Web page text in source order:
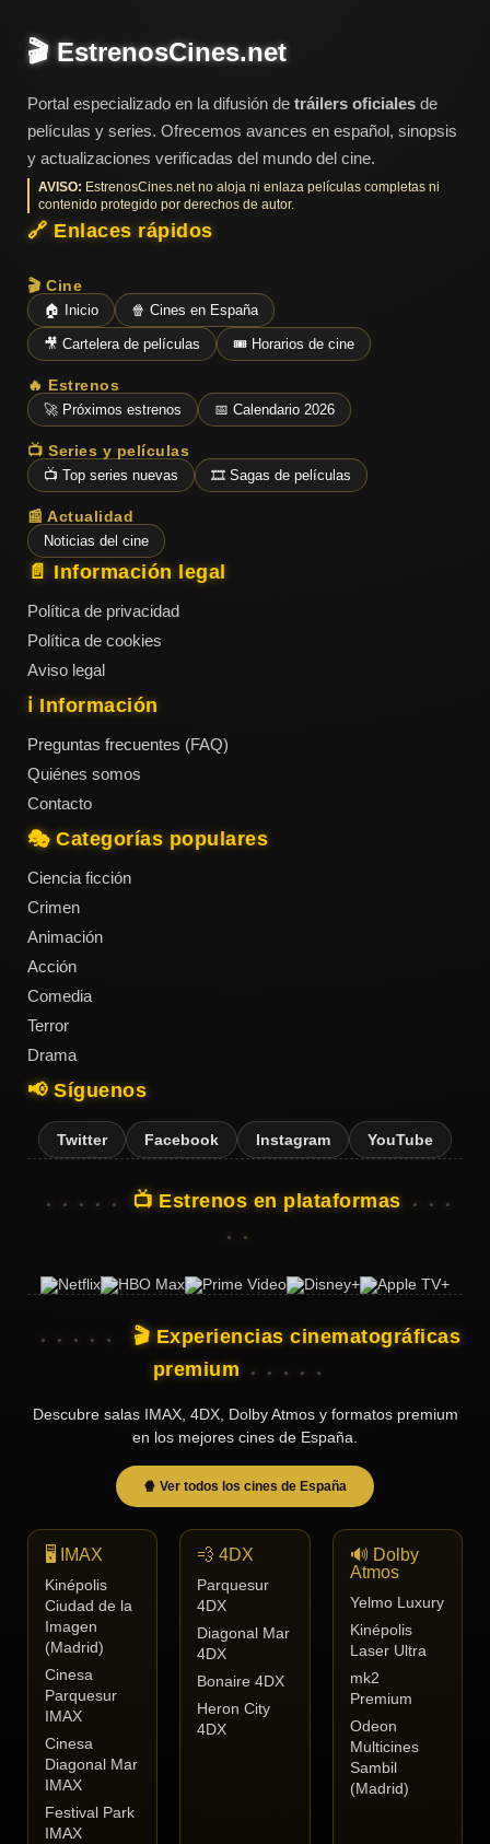
🎬 EstrenosCines.net
Portal especializado en la difusión de tráilers oficiales de
películas y series. Ofrecemos avances en español, sinopsis
y actualizaciones verificadas del mundo del cine.
AVISO: EstrenosCines.net no aloja ni enlaza películas completas ni
contenido protegido por derechos de autor.
🔗 Enlaces rápidos
🎬 Cine
🏠 Inicio 🍿 Cines en España
🎥 Cartelera de películas 🎟️ Horarios de cine
🔥 Estrenos
🚀 Próximos estrenos 📅 Calendario 2026
📺 Series y películas
📺 Top series nuevas 🎞️ Sagas de películas
📰 Actualidad
Noticias del cine
📄 Información legal
Política de privacidad
Política de cookies
Aviso legal
ℹ️ Información
Preguntas frecuentes (FAQ)
Quiénes somos
Contacto
🎭 Categorías populares
Ciencia ficción
Crimen
Animación
Acción
Comedia
Terror
Drama
📢 Síguenos
Twitter Facebook Instagram YouTube
📺 Estrenos en plataformas
🎬 Experiencias cinematográficas
premium
Descubre salas IMAX, 4DX, Dolby Atmos y formatos premium
en los mejores cines de España.
🍿 Ver todos los cines de España
🖥️ IMAX
Kinépolis
Ciudad de la
Imagen
(Madrid)
Cinesa
Parquesur
IMAX
Cinesa
Diagonal Mar
IMAX
Festival Park
IMAX
💨 4DX
Parquesur
4DX
Diagonal Mar
4DX
Bonaire 4DX
Heron City
4DX
🔊 Dolby
Atmos
Yelmo Luxury
Kinépolis
Laser Ultra
mk2
Premium
Odeon
Multicines
Sambil
(Madrid)